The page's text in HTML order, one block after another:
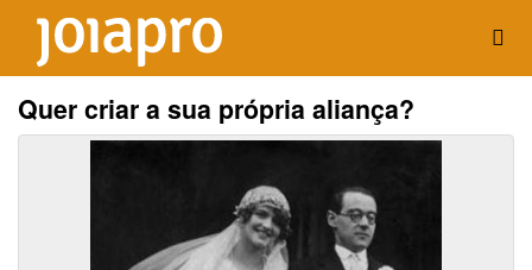
Quer criar a sua própria aliança?